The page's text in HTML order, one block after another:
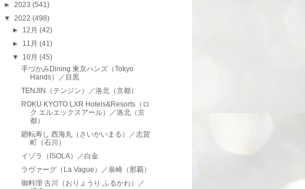
► 2023 (541)
▼ 2022 (498)
► 12月(42)
► 11月(41)
▼ 10月(45)
手づかみDining 東京ハンズ（Tokyo
Hands）／目黒
TENJIN（テンジン）／洛北（京都）
ROKU KYOTO LXR Hotels&Resorts（ロ
ク エルエックスアール）／洛北（京
都）
廻転寿し 西海丸（さいかいまる）／志賀
町（石川）
イゾラ（ISOLA）／白金
ラヴァーグ（La Vague）／泉崎（那覇）
御料理 古川（おりょうり ふるかわ）／